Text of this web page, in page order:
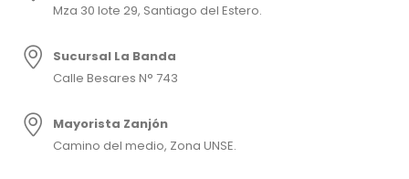
Mza 30 lote 29, Santiago del Estero.
Sucursal La Banda
Calle Besares N° 743
Mayorista Zanjón
Camino del medio, Zona UNSE.